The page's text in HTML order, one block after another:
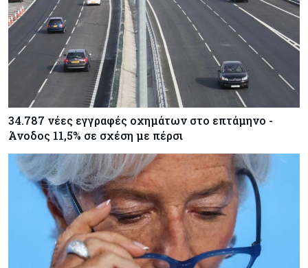
34.787 νέες εγγραφές οχημάτων στο επτάμηνο -
Άνοδος 11,5% σε σχέση με πέρσι